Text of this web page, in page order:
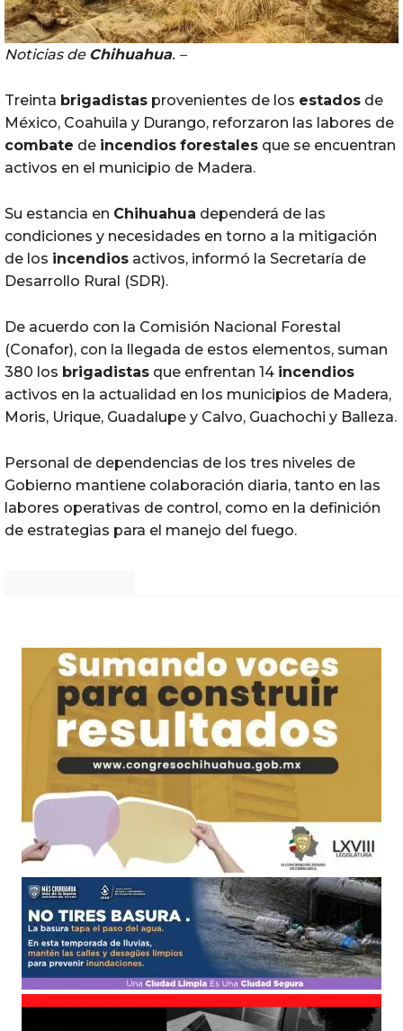
Noticias de Chihuahua. –
Treinta brigadistas provenientes de los estados de
México, Coahuila y Durango, reforzaron las labores de
combate de incendios forestales que se encuentran
activos en el municipio de Madera.
Su estancia en Chihuahua dependerá de las
condiciones y necesidades en torno a la mitigación
de los incendios activos, informó la Secretaría de
Desarrollo Rural (SDR).
De acuerdo con la Comisión Nacional Forestal
(Conafor), con la llegada de estos elementos, suman
380 los brigadistas que enfrentan 14 incendios
activos en la actualidad en los municipios de Madera,
Moris, Urique, Guadalupe y Calvo, Guachochi y Balleza.
Personal de dependencias de los tres niveles de
Gobierno mantiene colaboración diaria, tanto en las
labores operativas de control, como en la definición
de estrategias para el manejo del fuego.